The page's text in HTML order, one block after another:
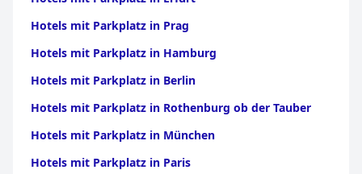
Hotels mit Parkplatz in Prag
Hotels mit Parkplatz in Hamburg
Hotels mit Parkplatz in Berlin
Hotels mit Parkplatz in Rothenburg ob der Tauber
Hotels mit Parkplatz in München
Hotels mit Parkplatz in Paris